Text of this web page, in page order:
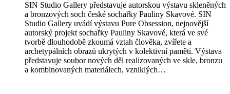
SIN Studio Gallery představuje autorskou výstavu skleněných
a bronzových soch české sochařky Pauliny Skavové. SIN
Studio Gallery uvádí výstavu Pure Obsession, nejnovější
autorský projekt sochařky Pauliny Skavové, která ve své
tvorbě dlouhodobě zkoumá vztah člověka, zvířete a
archetypálních obrazů ukrytých v kolektivní paměti. Výstava
představuje soubor nových děl realizovaných ve skle, bronzu
a kombinovaných materiálech, vzniklých…